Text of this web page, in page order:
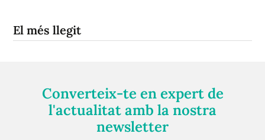
El més llegit
Converteix-te en expert de
l'actualitat amb la nostra
newsletter